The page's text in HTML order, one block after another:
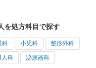
を処方科目で探す
科 小児科 整形外科
人科 泌尿器科